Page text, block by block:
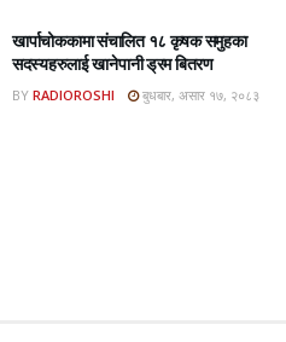
खार्पाचोककामा संचालित १८ कृषक समुहका
सदस्यहरुलाई खानेपानी ड्रम बितरण
BY RADIOROSHI बुधबार, असार १७, २०८३